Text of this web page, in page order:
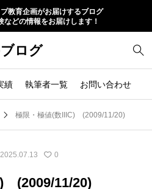
教育企画がお届けするブログ
などの情報をお届けします！
ログ
績 執筆者一覧 お問い合わせ
極限・極値(数IIIC) (2009/11/20)
2025.07.13 0
(2009/11/20)